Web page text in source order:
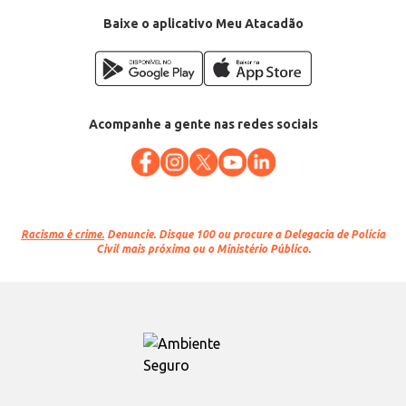
Baixe o aplicativo Meu Atacadão
Acompanhe a gente nas redes sociais
Racismo é crime. Denuncie. Disque 100 ou procure a Delegacia de Polícia
Civil mais próxima ou o Ministério Público.